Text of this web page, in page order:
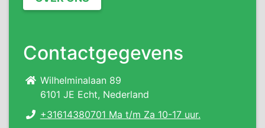
Contactgegevens
Wilhelminalaan 89
6101 JE Echt, Nederland
+31614380701 Ma t/m Za 10-17 uur.